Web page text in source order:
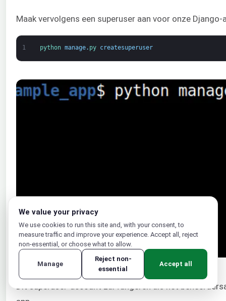
Maak vervolgens een superuser aan voor onze Django-
1 python manage. py createsuperuser
Dit superuser-account zal fungeren als het
We value your privacy
We use cookies to run this site and, with your consent, to
measure traffic and improve your experience. Accept all, reject
non-essential, or choose what to allow.
Manage
Reject non-
essential
Accept all